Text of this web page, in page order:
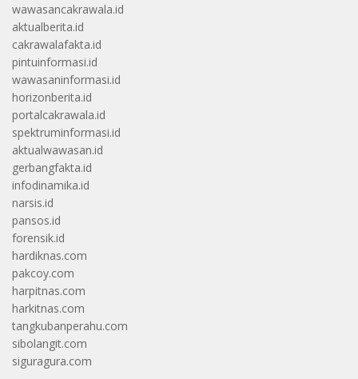
wawasancakrawala.id
aktualberita.id
cakrawalafakta.id
pintuinformasi.id
wawasaninformasi.id
horizonberita.id
portalcakrawala.id
spektruminformasi.id
aktualwawasan.id
gerbangfakta.id
infodinamika.id
narsis.id
pansos.id
forensik.id
hardiknas.com
pakcoy.com
harpitnas.com
harkitnas.com
tangkubanperahu.com
sibolangit.com
siguragura.com